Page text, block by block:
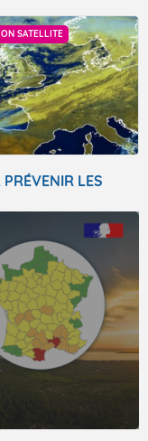
SATELLITE
LES